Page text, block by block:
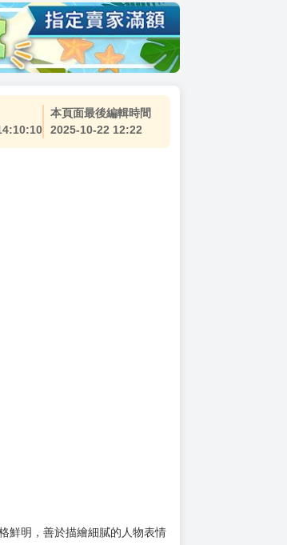
本頁面最後編輯時間
2025-10-22 12:22
鮮明，善於描繪細膩的人物表情